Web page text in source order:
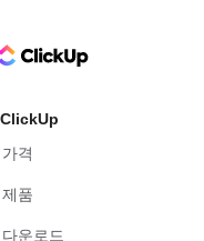
Logo
ClickUp
가격
제품
다운로드